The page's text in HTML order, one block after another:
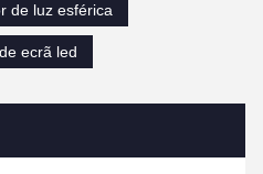
de luz esférica
ecrã led